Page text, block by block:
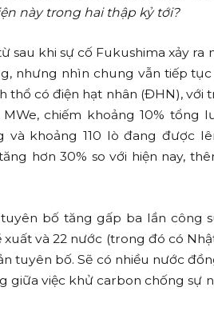
này trong hai thập kỷ tới?
sau khi sự cố Fukushima xảy ra
nhưng nhìn chung vẫn tiếp tục
thổ có điện hạt nhân (ĐHN), với
chiếm khoảng 10% tổng
khoảng 110 lò đang được
hơn 30% so với hiện nay,
bố tăng gấp ba lần công
và 22 nước (trong đó có
tuyên bố. Sẽ có nhiều nước
giữa việc khử carbon chống sự